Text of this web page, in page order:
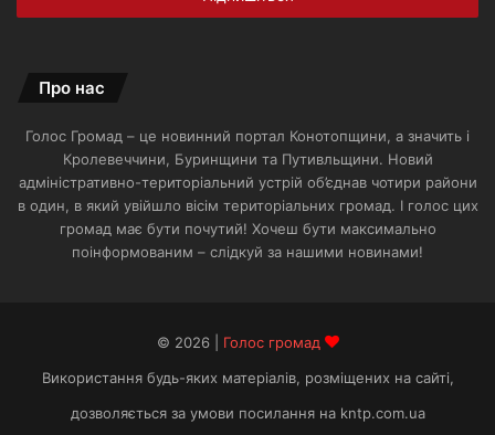
пошти
Про нас
Голос Громад – це новинний портал Конотопщини, а значить і
Кролевеччини, Буринщини та Путивльщини. Новий
адміністративно-територіальний устрій об’єднав чотири райони
в один, в який увійшло вісім територіальних громад. І голос цих
громад має бути почутий! Хочеш бути максимально
поінформованим – слідкуй за нашими новинами!
© 2026 | Голос громад
Використання будь-яких матеріалів, розміщених на сайті,
дозволяється за умови посилання на kntp.com.ua